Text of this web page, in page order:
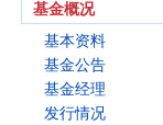
基金概况
基本资料
基金公告
基金经理
发行情况